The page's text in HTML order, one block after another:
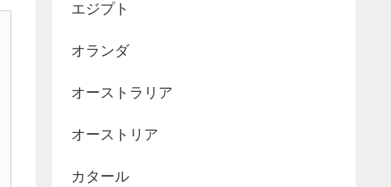
エジプト
オランダ
オーストラリア
オーストリア
カタール